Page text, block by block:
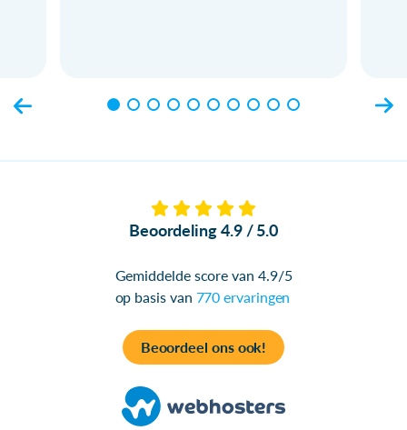
Beoordeling 4.9 / 5.0
Gemiddelde score van 4.9/5
op basis van 770 ervaringen
Beoordeel ons ook!